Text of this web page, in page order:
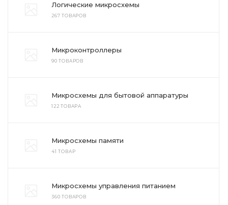
Логические микросхемы
267 ТОВАРОВ
Микроконтроллеры
90 ТОВАРОВ
Микросхемы для бытовой аппаратуры
122 ТОВАРА
Микросхемы памяти
41 ТОВАР
Микросхемы управления питанием
360 ТОВАРОВ